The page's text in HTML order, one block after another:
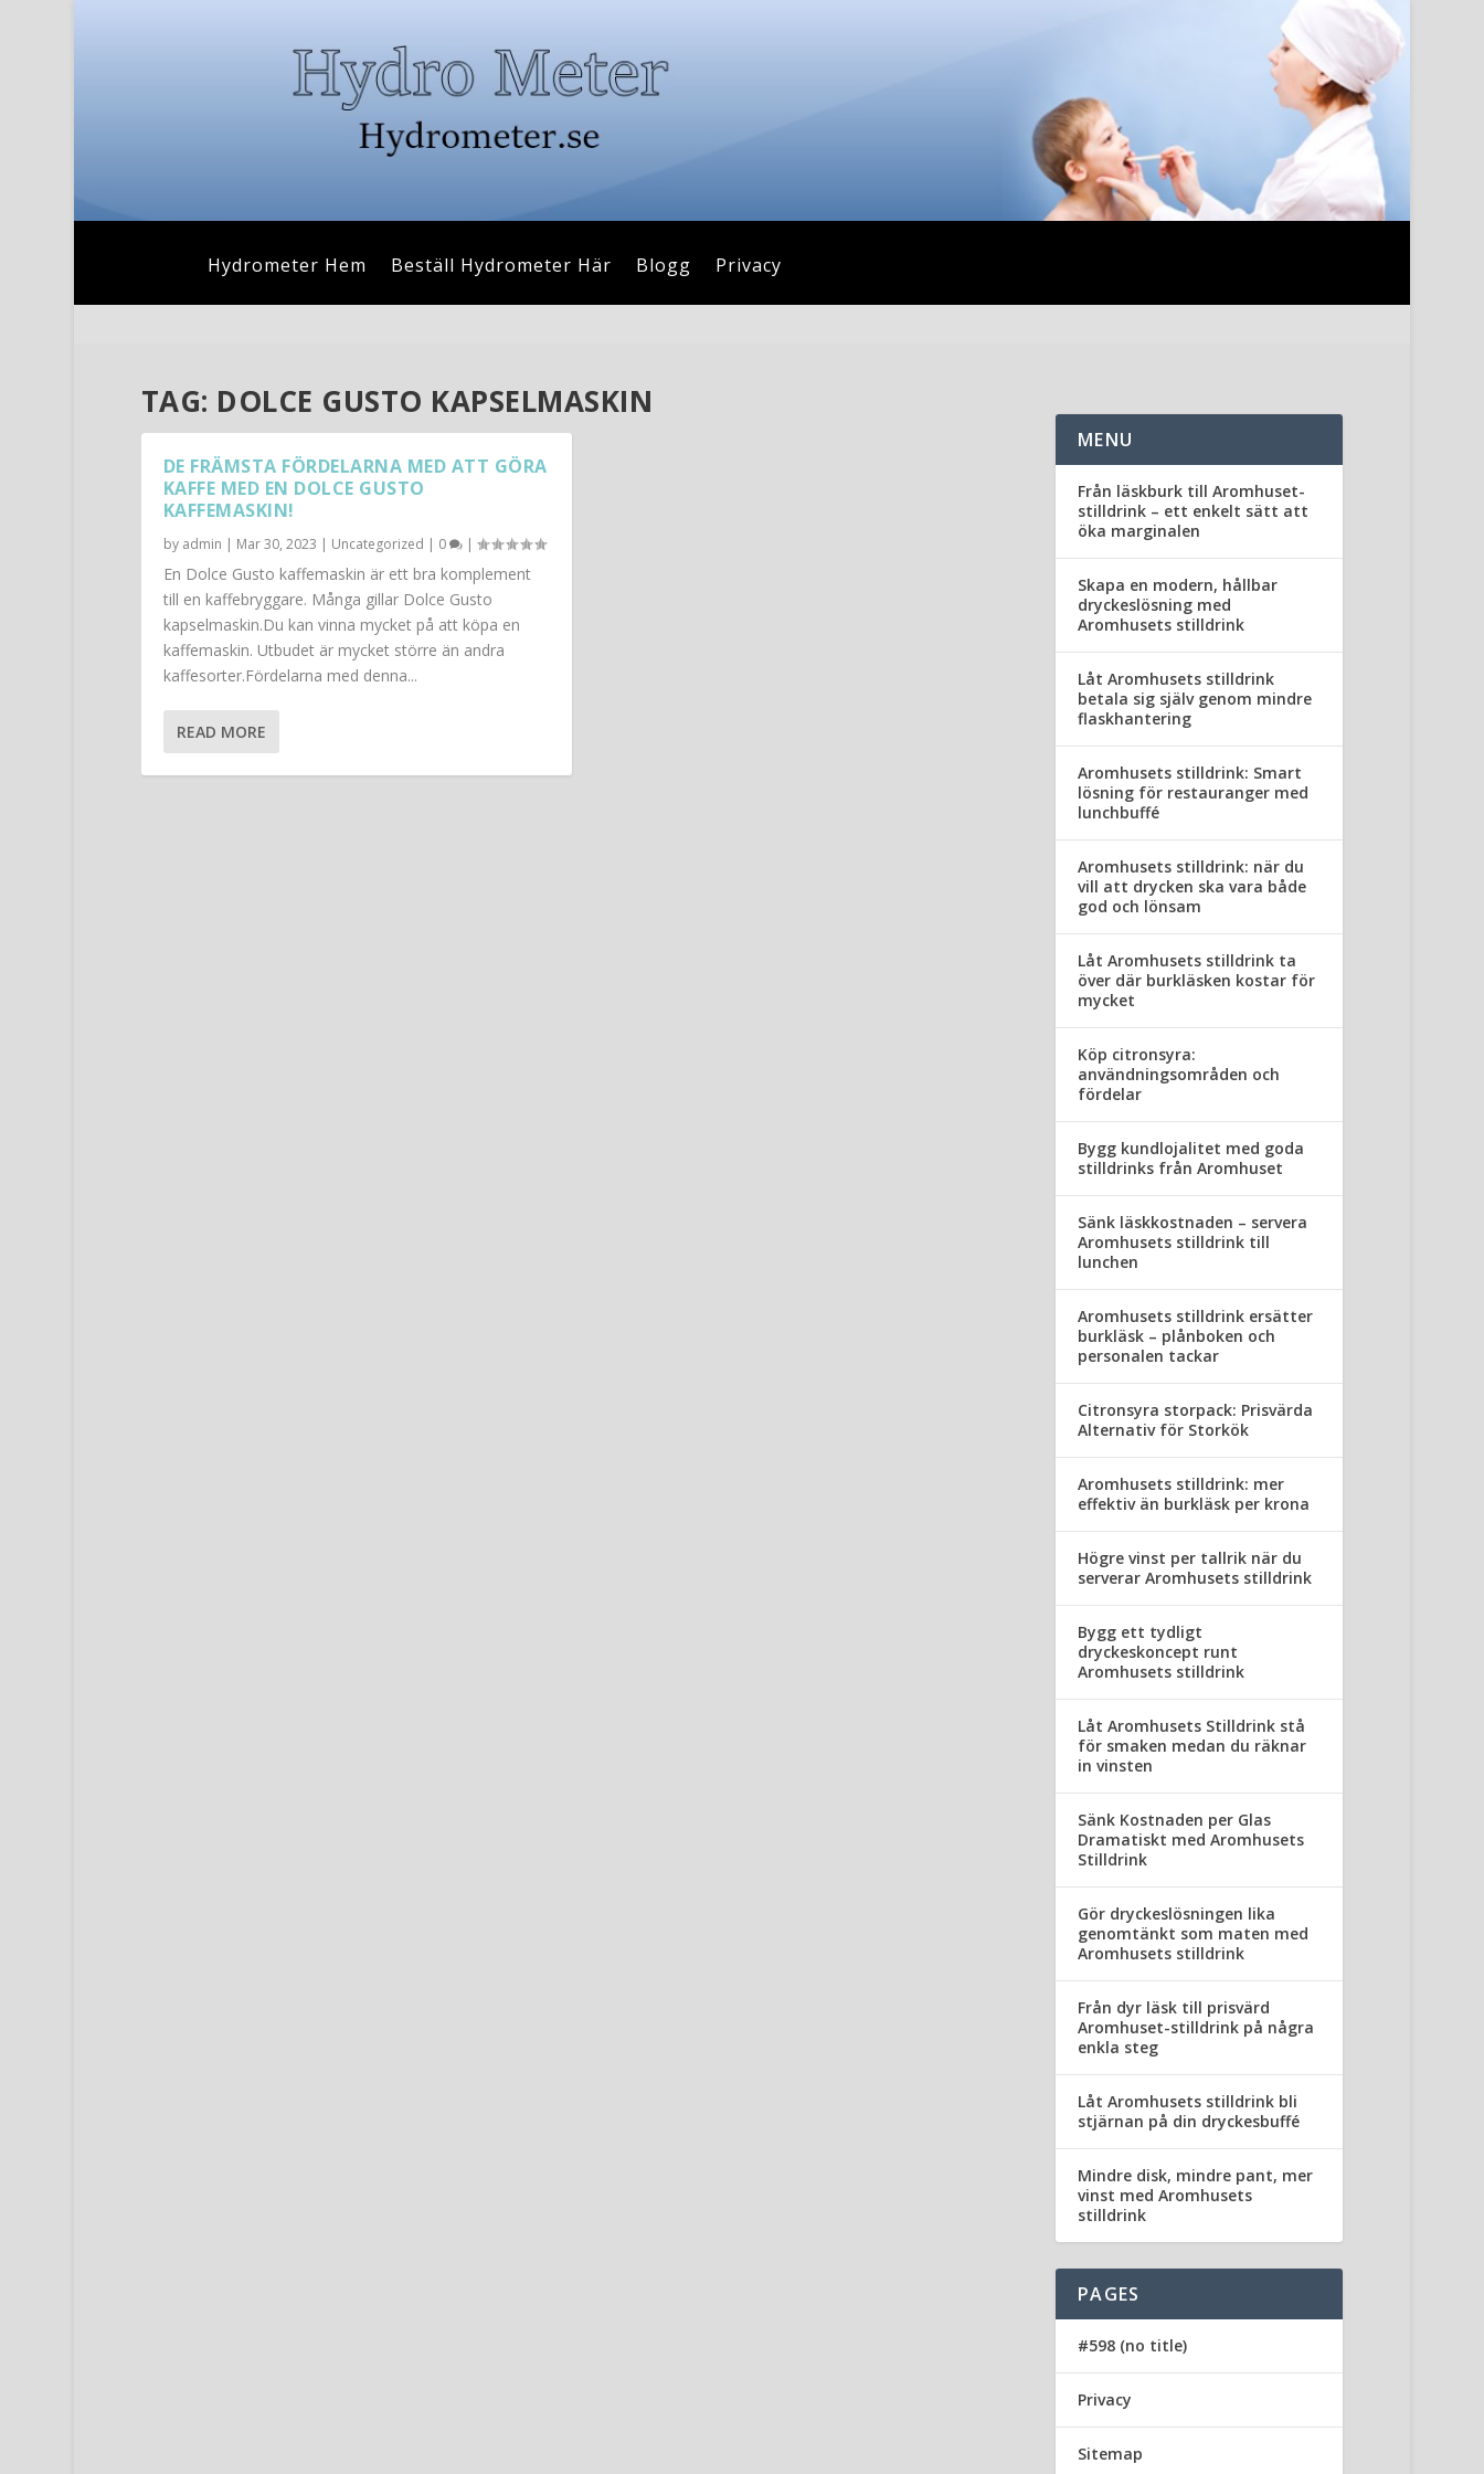
Hydrometer Hem Beställ Hydrometer Här Blogg Privacy
TAG: DOLCE GUSTO KAPSELMASKIN
DE FRÄMSTA FÖRDELARNA MED ATT GÖRA
KAFFE MED EN DOLCE GUSTO
KAFFEMASKIN!
by admin | Mar 30, 2023 | Uncategorized | 0 |
En Dolce Gusto kaffemaskin är ett bra komplement
till en kaffebryggare. Många gillar Dolce Gusto
kapselmaskin.Du kan vinna mycket på att köpa en
kaffemaskin. Utbudet är mycket större än andra
kaffesorter.Fördelarna med denna...
READ MORE
MENU
Från läskburk till Aromhuset-
stilldrink – ett enkelt sätt att
öka marginalen
Skapa en modern, hållbar
dryckeslösning med
Aromhusets stilldrink
Låt Aromhusets stilldrink
betala sig själv genom mindre
flaskhantering
Aromhusets stilldrink: Smart
lösning för restauranger med
lunchbuffé
Aromhusets stilldrink: när du
vill att drycken ska vara både
god och lönsam
Låt Aromhusets stilldrink ta
över där burkläsken kostar för
mycket
Köp citronsyra:
användningsområden och
fördelar
Bygg kundlojalitet med goda
stilldrinks från Aromhuset
Sänk läskkostnaden – servera
Aromhusets stilldrink till
lunchen
Aromhusets stilldrink ersätter
burkläsk – plånboken och
personalen tackar
Citronsyra storpack: Prisvärda
Alternativ för Storkök
Aromhusets stilldrink: mer
effektiv än burkläsk per krona
Högre vinst per tallrik när du
serverar Aromhusets stilldrink
Bygg ett tydligt
dryckeskoncept runt
Aromhusets stilldrink
Låt Aromhusets Stilldrink stå
för smaken medan du räknar
in vinsten
Sänk Kostnaden per Glas
Dramatiskt med Aromhusets
Stilldrink
Gör dryckeslösningen lika
genomtänkt som maten med
Aromhusets stilldrink
Från dyr läsk till prisvärd
Aromhuset-stilldrink på några
enkla steg
Låt Aromhusets stilldrink bli
stjärnan på din dryckesbuffé
Mindre disk, mindre pant, mer
vinst med Aromhusets
stilldrink
PAGES
#598 (no title)
Privacy
Sitemap